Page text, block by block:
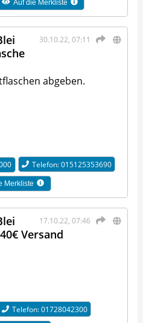
Auf die Merkliste
30.10.22, 07:11
abgeben.
Telefon: 015125353690
Merkliste
17.10.22, 07:46
Versand
Telefon: 01728042300